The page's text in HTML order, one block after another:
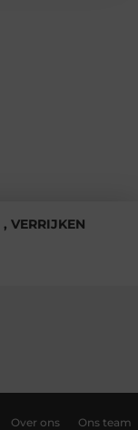
, VERRIJKEN
Over ons Ons team